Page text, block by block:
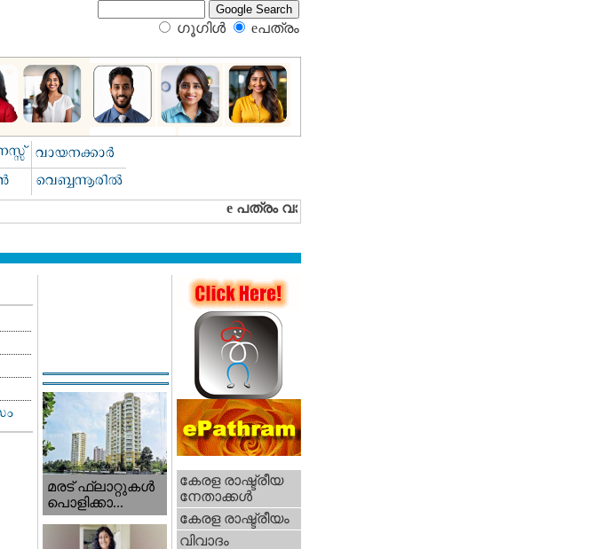
ഗൂഗിള്‍ eപത്രം‍
മരട് ഫ്ലാറ്റുകൾ
പൊളിക്കാ...
കേരള രാഷ്ട്രീയ
നേതാക്കള്‍
കേരള രാഷ്ട്രീയം
വിവാദം